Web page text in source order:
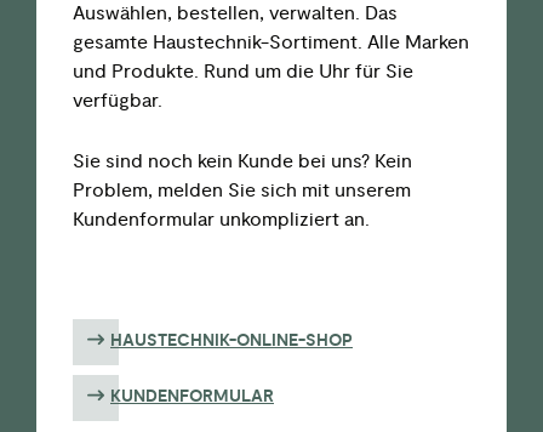
Auswählen, bestellen, verwalten. Das
gesamte Haustechnik-Sortiment. Alle Marken
und Produkte. Rund um die Uhr für Sie
verfügbar.
Sie sind noch kein Kunde bei uns? Kein
Problem, melden Sie sich mit unserem
Kundenformular unkompliziert an.
HAUSTECHNIK-ONLINE-SHOP
KUNDENFORMULAR